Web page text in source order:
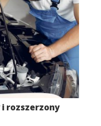
rozszerzony